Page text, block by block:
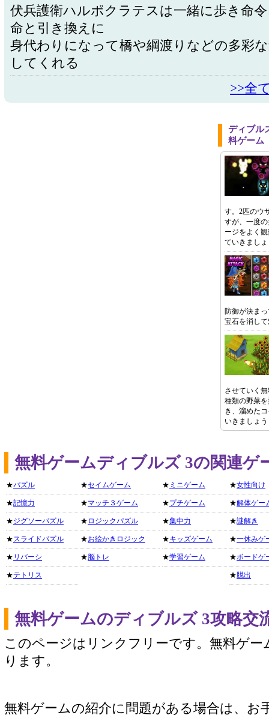
伏兵護衛ハルポクラテスは一緒に歩き命
命と引き換えに
身代わりになって橋や綱渡りなどの多彩
してくれる
>>全
ディブル
料ゲーム
す。2匹のウ
すが、一度
ージをよく
ていきまし
防御が決ま
宝石を消し
させていく
種類の野菜
き、溜めた
いきましょう
無料ゲームディブルズ 3の関連ゲ
★パズル
★記憶力
★ジグソーパズル
★スライドパズル
★ リバーシ
★テトリス
★セイムゲーム
★マッチ３ゲーム
★ ロジックパズル
★お絵かきロジック
★脳トレ
★ ミニゲーム
★プチゲーム
★集中力
★キッズゲーム
★学習ゲーム
★女性向け
★解体ゲー
★謎解き
★一休みゲ
★ボードゲ
★ 脱出
無料ゲームのディブルズ 3攻略交
このページはリンクフリーです。無料ゲー
ります。
無料ゲームの紹介に問題がある場合は、お